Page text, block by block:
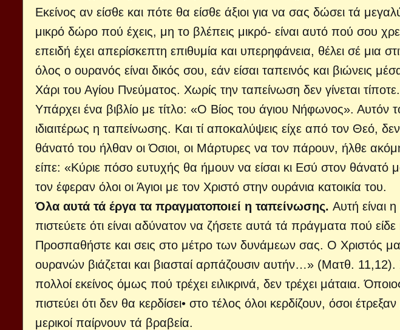
Εκείνος αν είσθε και πότε θα είσθε άξιοι για να σας δώσει τά
μικρό δώρο πού έχεις, μη το βλέπεις μικρό- είναι αυτό πού σου
επειδή έχει απερίσκεπτη επιθυμία και υπερηφάνεια, θέλει σέ μια
όλος ο ουρανός είναι δικός σου, εάν είσαι ταπεινός και βιώνεις
Χάρι του Αγίου Πνεύματος. Χωρίς την ταπείνωση δεν γίνεται
Υπάρχει ένα βιβλίο με τίτλο: «Ο Βίος του άγιου Νήφωνος». Αυτόν
ιδιαιτέρως η ταπείνωσης. Και τί αποκαλύψεις είχε από τον Θεό,
θάνατό του ήλθαν οι Όσιοι, οι Μάρτυρες να τον πάρουν, ήλθε
είπε: «Κύριε πόσο ευτυχής θα ήμουν να είσαι κι Εσύ στον
τον έφεραν όλοι οι Άγιοι με τον Χριστό στην ουράνια κατοικία του.
Όλα αυτά τά έργα τα πραγματοποιεί η ταπείνωσης. Αυτή είναι
πιστεύετε ότι είναι αδύνατον να ζήσετε αυτά τά πράγματα πού
Προσπαθήστε και σεις στο μέτρο των δυνάμεων σας. Ο Χριστός
ουρανών βιάζεται και βιασταί αρπάζουσιν αυτήν…» (Ματθ. 11,12).
πολλοί εκείνος όμως πού τρέχει ειλικρινά, δεν τρέχει μάταια.
πιστεύει ότι δεν θα κερδίσει• στο τέλος όλοι κερδίζουν, όσοι
μερικοί παίρνουν τά βραβεία.